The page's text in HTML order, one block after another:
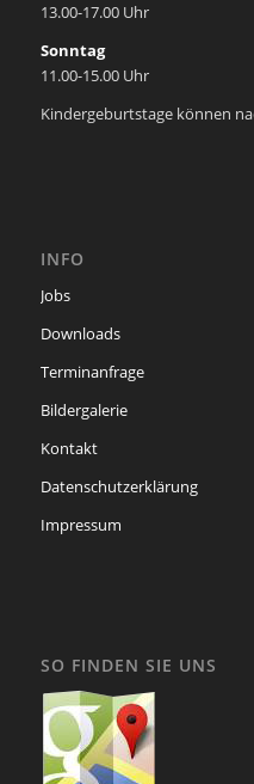
13.00-17.00 Uhr
Sonntag
11.00-15.00 Uhr
Kindergeburtstage können
INFO
Jobs
Downloads
Terminanfrage
Bildergalerie
Kontakt
Datenschutzerklärung
Impressum
SO FINDEN SIE UNS